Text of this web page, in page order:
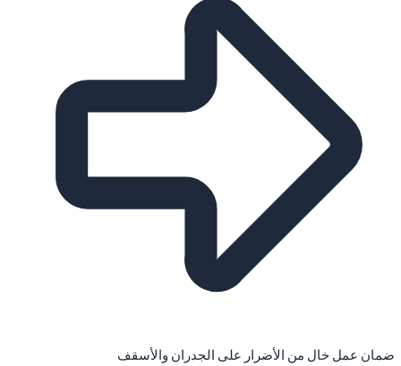
ضمان عمل خال من الأضرار على الجدران والأسقف